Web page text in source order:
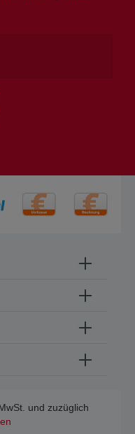
und zuzüglich